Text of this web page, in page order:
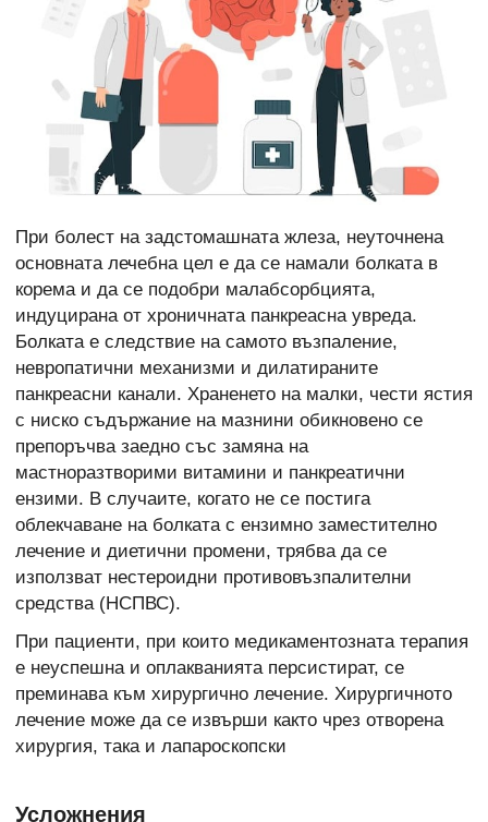
При болест на задстомашната жлеза, неуточнена
основната лечебна цел е да се намали болката в
корема и да се подобри малабсорбцията,
индуцирана от хроничната панкреасна увреда.
Болката е следствие на самото възпаление,
невропатични механизми и дилатираните
панкреасни канали. Храненето на малки, чести ястия
с ниско съдържание на мазнини обикновено се
препоръчва заедно със замяна на
мастноразтворими витамини и панкреатични
ензими. В случаите, когато не се постига
облекчаване на болката с ензимно заместително
лечение и диетични промени, трябва да се
използват нестероидни противовъзпалителни
средства (НСПВС).
При пациенти, при които медикаментозната терапия
е неуспешна и оплакванията персистират, се
преминава към хирургично лечение. Хирургичното
лечение може да се извърши както чрез отворена
хирургия, така и лапароскопски
Усложнения